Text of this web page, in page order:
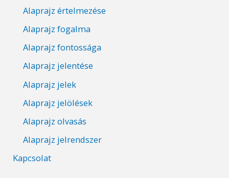
Alaprajz értelmezése
Alaprajz fogalma
Alaprajz fontossága
Alaprajz jelentése
Alaprajz jelek
Alaprajz jelölések
Alaprajz olvasás
Alaprajz jelrendszer
Kapcsolat